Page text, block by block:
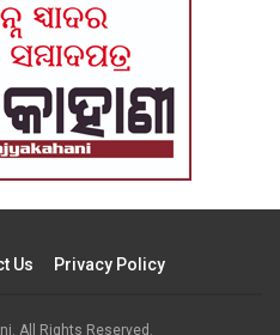
Us Privacy Policy
All Rights Reserved.